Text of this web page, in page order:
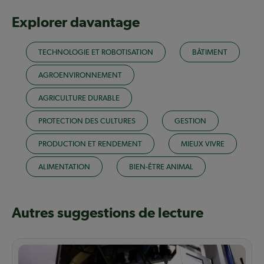
Explorer davantage
TECHNOLOGIE ET ROBOTISATION BÂTIMENT
AGROENVIRONNEMENT
AGRICULTURE DURABLE
PROTECTION DES CULTURES GESTION
PRODUCTION ET RENDEMENT MIEUX VIVRE
ALIMENTATION BIEN-ÊTRE ANIMAL
Autres suggestions de lecture